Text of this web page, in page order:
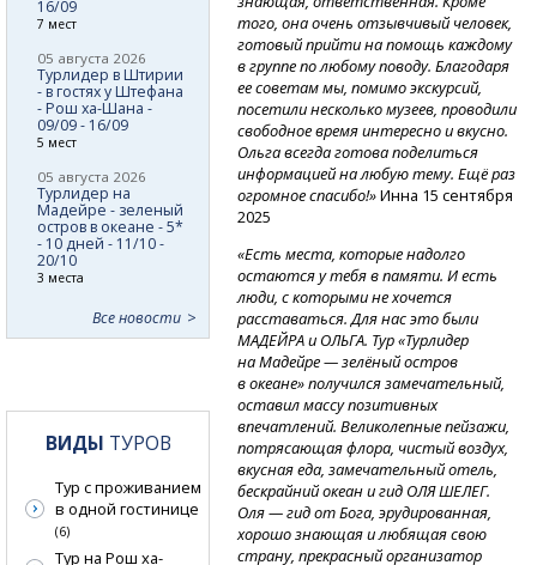
того, она очень отзывчивый человек,
готовый прийти на помощь каждому
в группе по любому поводу. Благодаря
ее советам мы, помимо экскурсий,
посетили несколько музеев, проводили
свободное время интересно и вкусно.
Ольга всегда готова поделиться
информацией на любую тему. Ещё раз
огромное спасибо!»Инна 15 сентября
2025
«Есть места, которые надолго
остаются у тебя в памяти. И есть
люди, с которыми не хочется
расставаться. Для нас это были
МАДЕЙРА и ОЛЬГА. Тур «Турлидер
на Мадейре — зелёный остров
в океане» получился замечательный,
оставил массу позитивных
впечатлений. Великолепные пейзажи,
потрясающая флора, чистый воздух,
вкусная еда, замечательный отель,
бескрайний океан и гид ОЛЯ ШЕЛЕГ.
Оля — гид от Бога, эрудированная,
хорошо знающая и любящая свою
страну, прекрасный организатор
16/09
7 мест
05 августа 2026
Турлидер в Штирии
- в гостях у Штефана
- Рош ха-Шана -
09/09 - 16/09
5 мест
05 августа 2026
Турлидер на
Мадейре - зеленый
остров в океане - 5*
- 10 дней - 11/10 -
20/10
3 места
Все новости
ВИДЫ ТУРОВ
Тур с проживанием
в одной гостинице
(6)
Тур на Рош ха-